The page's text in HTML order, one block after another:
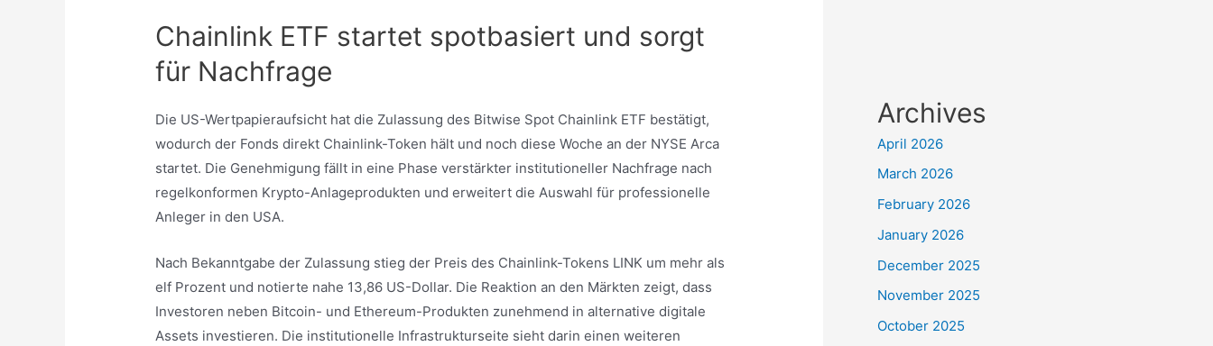
Chainlink ETF startet spotbasiert und sorgt
für Nachfrage
Die US-Wertpapieraufsicht hat die Zulassung des Bitwise Spot Chainlink ETF bestätigt,
wodurch der Fonds direkt Chainlink-Token hält und noch diese Woche an der NYSE Arca
startet. Die Genehmigung fällt in eine Phase verstärkter institutioneller Nachfrage nach
regelkonformen Krypto-Anlageprodukten und erweitert die Auswahl für professionelle
Anleger in den USA.
Nach Bekanntgabe der Zulassung stieg der Preis des Chainlink-Tokens LINK um mehr als
elf Prozent und notierte nahe 13,86 US-Dollar. Die Reaktion an den Märkten zeigt, dass
Investoren neben Bitcoin- und Ethereum-Produkten zunehmend in alternative digitale
Assets investieren. Die institutionelle Infrastrukturseite sieht darin einen weiteren
Archives
April 2026
March 2026
February 2026
January 2026
December 2025
November 2025
October 2025